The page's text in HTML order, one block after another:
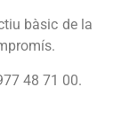
bàsic de la
48 71 00.